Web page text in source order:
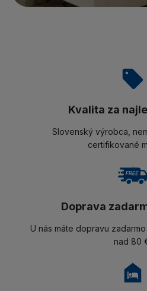
Kvalita za
Slovenský výrobca,
certifikované
Doprava
U nás máte dopravu
nad 80